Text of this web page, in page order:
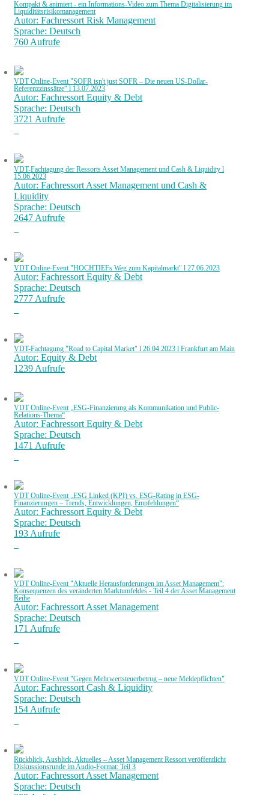
Kompakt & animiert - ein Informations-Video zum Thema Digitalisierung im
Liquiditätsrisikomanagement
Autor: Fachressort Risk Management
Sprache: Deutsch
760 Aufrufe
VDT Online-Event "SOFR isn't just SOFR – Die neuen US-Dollar-
Referenzzinssätze“ l 13.07.2023
Autor: Fachressort Equity & Debt
Sprache: Deutsch
3721 Aufrufe
VDT-Fachtagung der Ressorts Asset Management und Cash & Liquidity l
15.06.2023
Autor: Fachressort Asset Management und Cash &
Liquidity
Sprache: Deutsch
2647 Aufrufe
VDT Online-Event "HOCHTIEFs Weg zum Kapitalmarkt" l 27.06.2023
Autor: Fachressort Equity & Debt
Sprache: Deutsch
2777 Aufrufe
VDT-Fachtagung "Road to Capital Market" l 26.04.2023 l Frankfurt am Main
Autor: Equity & Debt
1239 Aufrufe
VDT Online-Event „ESG-Finanzierung als Kommunikation und Public-
Relations-Thema“
Autor: Fachressort Equity & Debt
Sprache: Deutsch
1471 Aufrufe
VDT Online-Event „ESG Linked (KPI) vs. ESG-Rating in ESG-
Finanzierungen – Trends, Entwicklungen, Empfehlungen“
Autor: Fachressort Equity & Debt
Sprache: Deutsch
193 Aufrufe
VDT Online-Event "Aktuelle Herausforderungen im Asset Management":
Konsequenzen des veränderten Marktumfeldes - Teil 4 der Asset Management
Reihe
Autor: Fachressort Asset Management
Sprache: Deutsch
171 Aufrufe
VDT Online-Event "Gegen Mehrwertsteuerbetrug – neue Meldepflichten"
Autor: Fachressort Cash & Liquidity
Sprache: Deutsch
154 Aufrufe
Rückblick, Ausblick, Aktuelles – Asset Management Ressort veröffentlicht
Diskussionsrunde im Audio-Format: Teil 3
Autor: Fachressort Asset Management
Sprache: Deutsch